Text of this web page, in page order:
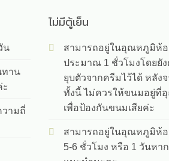
น
ทาน
วามถี่
ไม่มีตู้เย็น
สามารถอยู่ในอุณหภูมิห้อ
ประมาณ 1 ชั่วโมงโดยยั
ยุบตัวจากครีมไว้ได้ หลัง
ทั้งนี้ ไม่ควรให้ขนมอยู่ที่
เพื่อป้องกันขนมเสียค่ะ
สามารถอยู่ในอุณหภูมิห้
5-6 ชั่วโมง หรือ 1 วันหา